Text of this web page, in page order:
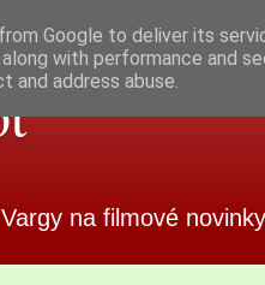
na filmové
Google to deliver its
with performance and
address abuse.